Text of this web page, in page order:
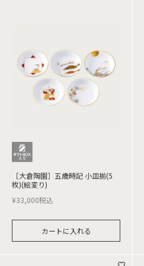
［大倉陶園］五歳時記 小皿揃(5
枚)(絵変り)
¥33,000税込
カートに入れる